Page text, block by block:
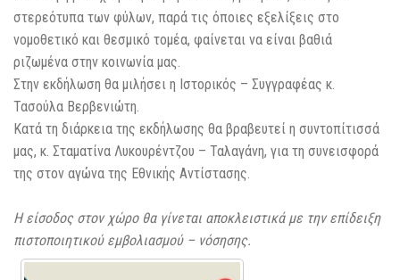
στερεότυπα των φύλων, παρά τις όποιες εξελίξεις στο
νομοθετικό και θεσμικό τομέα, φαίνεται να είναι βαθιά
ριζωμένα στην κοινωνία μας.
Στην εκδήλωση θα μιλήσει η Ιστορικός – Συγγραφέας κ.
Τασούλα Βερβενιώτη.
Κατά τη διάρκεια της εκδήλωσης θα βραβευτεί η συντοπίτισσά
μας, κ. Σταματίνα Λυκουρέντζου – Ταλαγάνη, για τη συνεισφορά
της στον αγώνα της Εθνικής Αντίστασης.
Η είσοδος στον χώρο θα γίνεται αποκλειστικά με την επίδειξη
πιστοποιητικού εμβολιασμού – νόσησης.